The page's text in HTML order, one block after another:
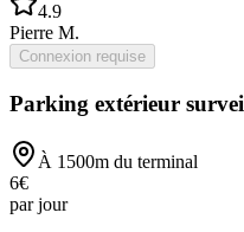
4.9
Pierre M.
Connexion requise
Parking extérieur
À 1500m du terminal
6€
par jour